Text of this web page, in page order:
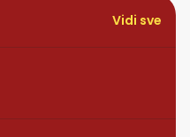
Vidi sve